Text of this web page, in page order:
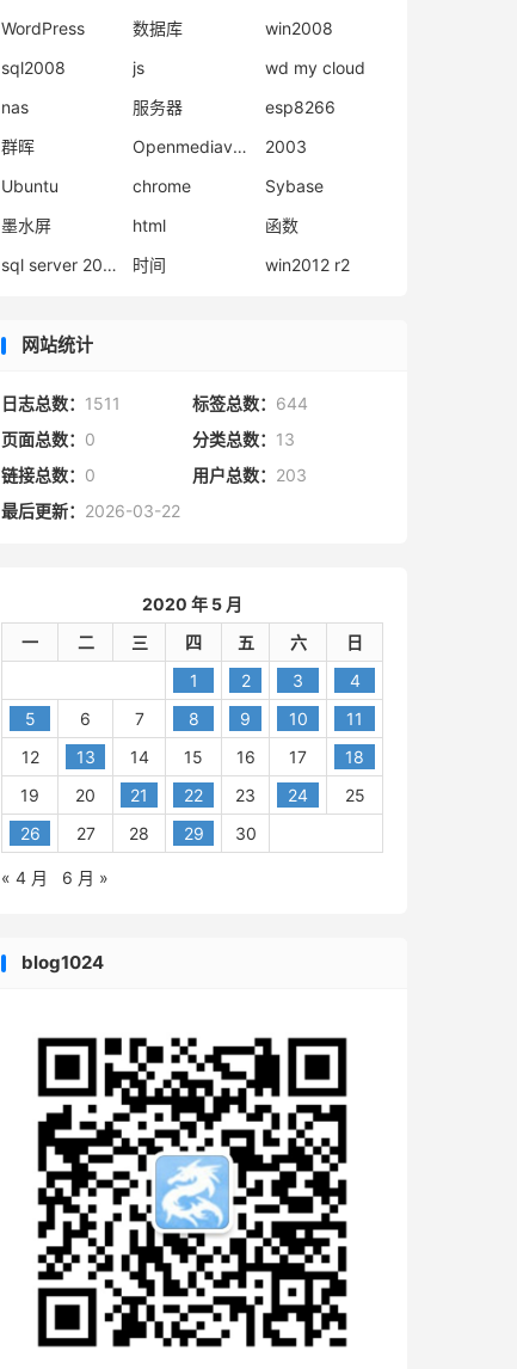
WordPress
数据库
win2008
sql2008
js
wd my cloud
nas
服务器
esp8266
群晖
Openmediavault
2003
Ubuntu
chrome
Sybase
墨水屏
html
函数
sql server 2008
时间 win2012 r2
网站统计
日志总数： 1511 标签总数： 644
页面总数： 0 分类总数： 13
链接总数： 0 用户总数： 203
最后更新： 2026-03-22
2020 年 5 月
一
二 三 四 五 六
日
1
2 3
4
5
6 7 8 9 10
11
12
13 14 15 16 17
18
19
20 21 22 23 24
25
26
27 28 29 30
« 4 月 6 月 »
blog1024